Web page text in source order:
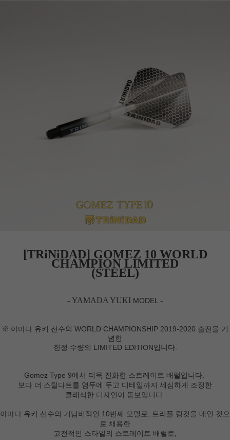
[TRiNiDAD] GOMEZ 10 WORLD
CHAMPION LIMITED
(STEEL)
- YAMADA YUKI MODEL -
※ 야마다 유키 선수의 WORLD CHAMPIONSHIP 2019-2020 출전을 기
념한
한정 수량의 LIMITED EDITION입니다.
Gomez Type 9에서 더욱 진화한 스트레이트 배럴입니다.
보다 더 스틸다트를 염두에 두고 디테일까지 세심하게 조정한
클래식한 디자인이 돋보입니다.
야마다 유키 선수의 기념비적인 10번째 모델로, 트리플 링컷을 메인 컷으
로 채용한
고전적인 스타일의 스트레이트 배럴로,